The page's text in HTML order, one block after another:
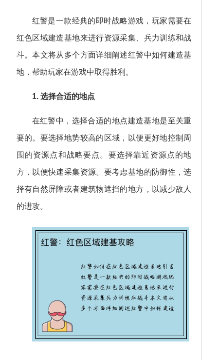
红警是一款经典的即时战略游戏，玩家需要在
红色区域建造基地来进行资源采集、兵力训练和战
斗。本文将从多个方面详细阐述红警中如何建造基
地，帮助玩家在游戏中取得胜利。
1. 选择合适的地点
在红警中，选择合适的地点建造基地是至关重
要的。要选择地势较高的区域，以便更好地控制周
围的资源点和战略要点。要选择靠近资源点的地
方，以便快速采集资源。要考虑基地的防御性，选
择有自然屏障或者建筑物遮挡的地方，以减少敌人
的进攻。